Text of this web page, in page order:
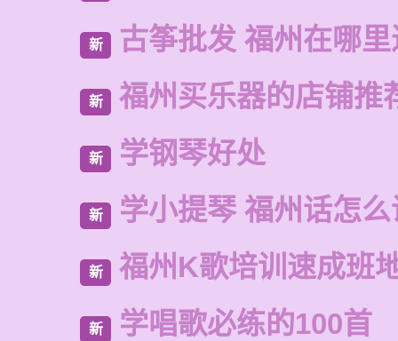
新 古筝批发 福州在哪
新 福州买乐器的店铺推
新 学钢琴好处
新 学小提琴 福州话怎
新 福州K歌培训速成班
新 学唱歌必练的100首